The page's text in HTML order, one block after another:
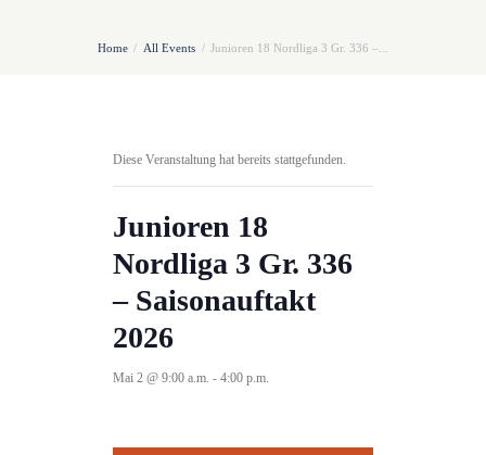
Home All Events Junioren 18 Nordliga 3 Gr. 336 –...
Diese Veranstaltung hat bereits stattgefunden.
Junioren 18
Nordliga 3 Gr. 336
– Saisonauftakt
2026
Mai 2 @ 9:00 a.m. - 4:00 p.m.